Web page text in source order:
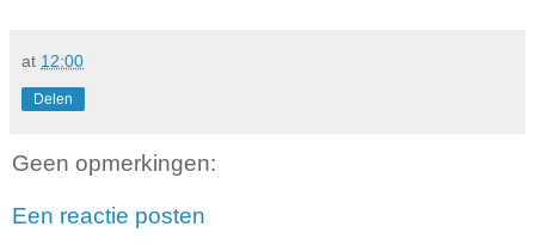
at 12:00
Delen
Geen opmerkingen:
Een reactie posten